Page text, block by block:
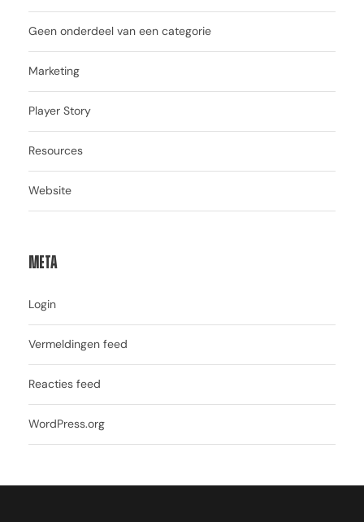
Geen onderdeel van een categorie
Marketing
Player Story
Resources
Website
Meta
Login
Vermeldingen feed
Reacties feed
WordPress.org